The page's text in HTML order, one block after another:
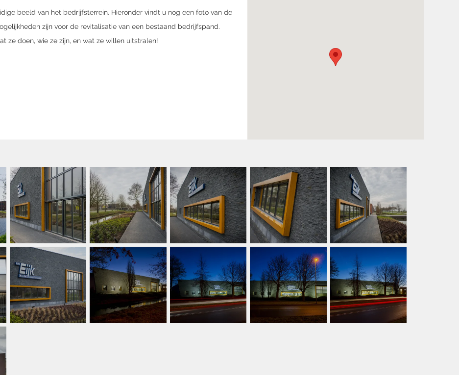
beeld van het bedrijfsterrein. Hieronder vindt u nog een foto van de
zijn voor de revitalisatie van een bestaand bedrijfspand.
ze doen, wie ze zijn, en wat ze willen uitstralen!